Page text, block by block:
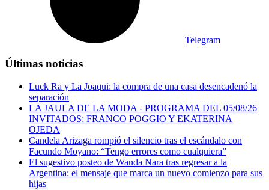
Telegram
Últimas noticias
Luck Ra y La Joaqui: la compra de una casa desencadenó la
separación
LA JAULA DE LA MODA - PROGRAMA DEL 05/08/26
INVITADOS: FRANCO POGGIO Y EKATERINA
OJEDA
Candela Arizaga rompió el silencio tras el escándalo con
Facundo Moyano: “Tengo errores como cualquiera”
El sugestivo posteo de Wanda Nara tras regresar a la
Argentina: el mensaje que marca un nuevo comienzo para sus
hijas